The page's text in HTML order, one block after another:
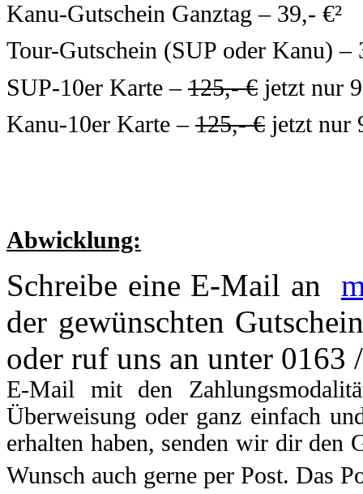
Kanu-Gutschein Ganztag – 39,- €²
Tour-Gutschein (SUP oder Kanu) –
SUP-10er Karte – 125,- € jetzt nur
Kanu-10er Karte – 125,- € jetzt nur
Abwicklung:
Schreibe eine E-Mail an
der gewünschten
oder ruf uns an unter
E-Mail mit den
Überweisung oder ganz einfach
erhalten haben, senden wir dir den
Wunsch auch gerne per Post. Das